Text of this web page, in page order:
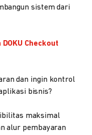
sistem dari
Checkout
dan ingin kontrol
bisnis?
maksimal
alur pembayaran